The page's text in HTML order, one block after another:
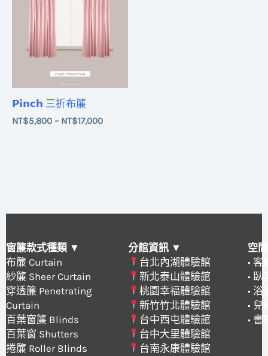
𝗣𝗶𝗻𝗰𝗵 三折布簾
NT$5,800 – NT$17,000
NT$5,800
到
NT$17,000
窗簾款式種類 ▼
布簾 Curtain
紗簾 Sheer Curtain
穿透簾 Penetrating
Curtain
百葉窗簾 Blinds
百葉窗 Shutters
捲簾 Roller Blinds
分館資訊 ▼
台北內湖體驗館
新北泰山體驗館
桃園幸福體驗館
新竹竹北體驗館
台中西屯體驗館
台中大里體驗館
台南永康體驗館
空
• 客
• 臥
• 浴
• 兒
•